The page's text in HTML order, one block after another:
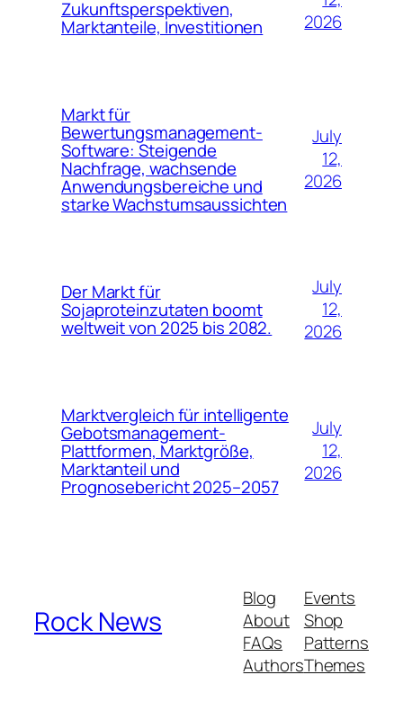
Zukunftsperspektiven,
Marktanteile, Investitionen
2026
Markt für
Bewertungsmanagement-
Software: Steigende
Nachfrage, wachsende
Anwendungsbereiche und
starke Wachstumsaussichten
July
12,
2026
Der Markt für
Sojaproteinzutaten boomt
weltweit von 2025 bis 2082.
July
12,
2026
Marktvergleich für intelligente
Gebotsmanagement-
Plattformen, Marktgröße,
Marktanteil und
Prognosebericht 2025–2057
July
12,
2026
Rock News
Blog
About
FAQs
Authors
Events
Shop
Patterns
Themes